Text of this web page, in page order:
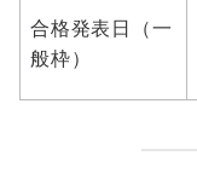
合格発表日（一
般枠）